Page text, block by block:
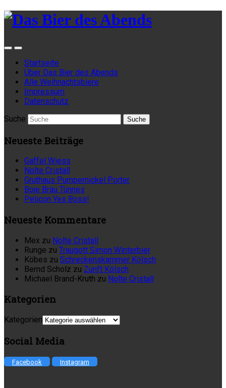
Startseite
Über Das Bier des Abends
Alle Weihnachtsbiere
Impressum
Datenschutz
Suche
Neueste Beiträge
Gaffel Wiess
Nolte Cristall
Gruthaus Pumpernickel Porter
Boje Bräu Tünnes
Pelicon Yes Boss!
Neueste Kommentare
Mex zu Nolte Cristall
Runge zu Traugott Simon Winterbier
Köbes zu Schreckenskammer Kölsch
Bernd Scholz zu Zunft Kölsch
Michael Brand-Kruth zu Nolte Cristall
Kategorien
Kategorien
Social Media
Facebook Instagram